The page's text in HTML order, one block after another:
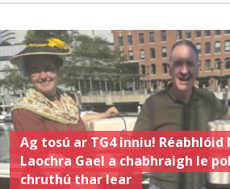
Ag tosú ar TG4 inniu! Réabhlóid
Laochra Gael a chabhraigh le
chruthú thar lear